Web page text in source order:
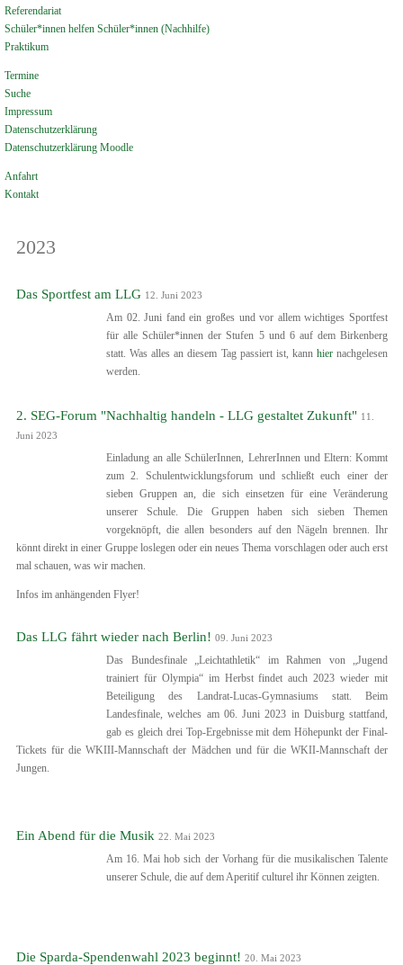
Referendariat
Schüler*innen helfen Schüler*innen (Nachhilfe)
Praktikum
Termine
Suche
Impressum
Datenschutzerklärung
Datenschutzerklärung Moodle
Anfahrt
Kontakt
2023
Das Sportfest am LLG 12. Juni 2023
Am 02. Juni fand ein großes und vor allem wichtiges Sportfest
für alle Schüler*innen der Stufen 5 und 6 auf dem Birkenberg
statt. Was alles an diesem Tag passiert ist, kann hiernachgelesen
werden.
2. SEG-Forum "Nachhaltig handeln - LLG gestaltet Zukunft" 11.
Juni 2023
Einladung an alle SchülerInnen, LehrerInnen und Eltern: Kommt
zum 2. Schulentwicklungsforum und schließt euch einer der
sieben Gruppen an, die sich einsetzen für eine Veränderung
unserer Schule. Die Gruppen haben sich sieben Themen
vorgeknöpft, die allen besonders auf den Nägeln brennen. Ihr
könnt direkt in einer Gruppe loslegen oder ein neues Thema vorschlagen oder auch erst
mal schauen, was wir machen.
Infos im anhängenden Flyer!
Das LLG fährt wieder nach Berlin! 09. Juni 2023
Das Bundesfinale „Leichtathletik“ im Rahmen von „Jugend
trainiert für Olympia“ im Herbst findet auch 2023 wieder mit
Beteiligung des Landrat-Lucas-Gymnasiums statt. Beim
Landesfinale, welches am 06. Juni 2023 in Duisburg stattfand,
gab es gleich drei Top-Ergebnisse mit dem Höhepunkt der Final-
Tickets für die WKIII-Mannschaft der Mädchen und für die WKII-Mannschaft der
Jungen.
Ein Abend für die Musik 22. Mai 2023
Am 16. Mai hob sich der Vorhang für die musikalischen Talente
unserer Schule, die auf dem Aperitif culturel ihr Können zeigten.
Die Sparda-Spendenwahl 2023 beginnt! 20. Mai 2023